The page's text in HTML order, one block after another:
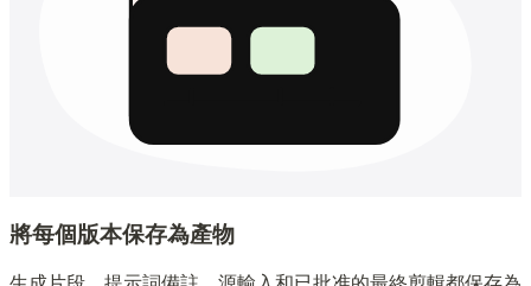
將每個版本保存為產物